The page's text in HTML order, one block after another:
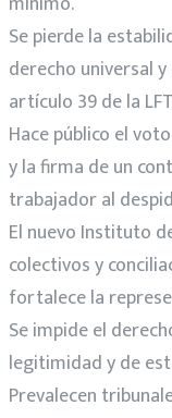
Se pierde la
derecho universal
artículo 39 de la
Hace público el
y la firma de un
trabajador al
El nuevo Instituto
colectivos y
fortalece la
Se impide el
legitimidad y de
Prevalecen